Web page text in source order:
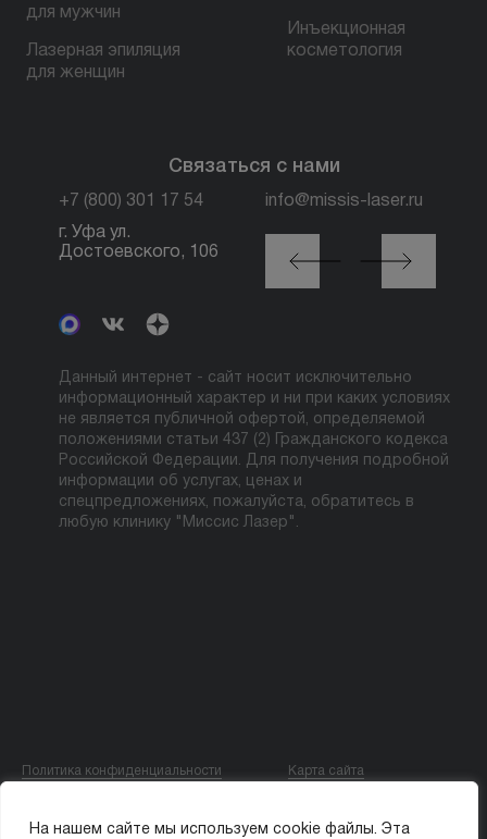
На нашем сайте мы используем cookie файлы. Эта
для мужчин
Лазерная эпиляция
для женщин
Инъекционная
косметология
Связаться с нами
+7 (800) 301 17 54 info@missis-laser.ru
г. Уфа ул.
Достоевского, 106
г. Москва м. Трубная,
ул. Петровка, 26, стр.
Данный интернет - сайт носит исключительно
информационный характер и ни при каких условиях
не является публичной офертой, определяемой
положениями статьи 437 (2) Гражданского кодекса
Российской Федерации. Для получения подробной
информации об услугах, ценах и
спецпредложениях, пожалуйста, обратитесь в
любую клинику "Миссис Лазер".
Политика конфиденциальности Карта сайта